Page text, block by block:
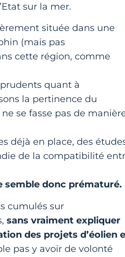
sur la mer.
située dans une
(mais pas
cette région, comme
quant à
la pertinence du
se fasse pas de
déjà en place, des
de la compatibilité
semble donc prématuré.
cumulés sur
sans vraiment expliquer
des projets d’éolien
pas y avoir de volonté